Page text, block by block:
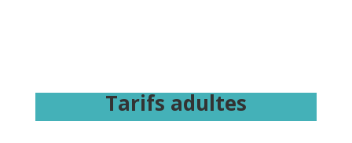
Tarifs adultes